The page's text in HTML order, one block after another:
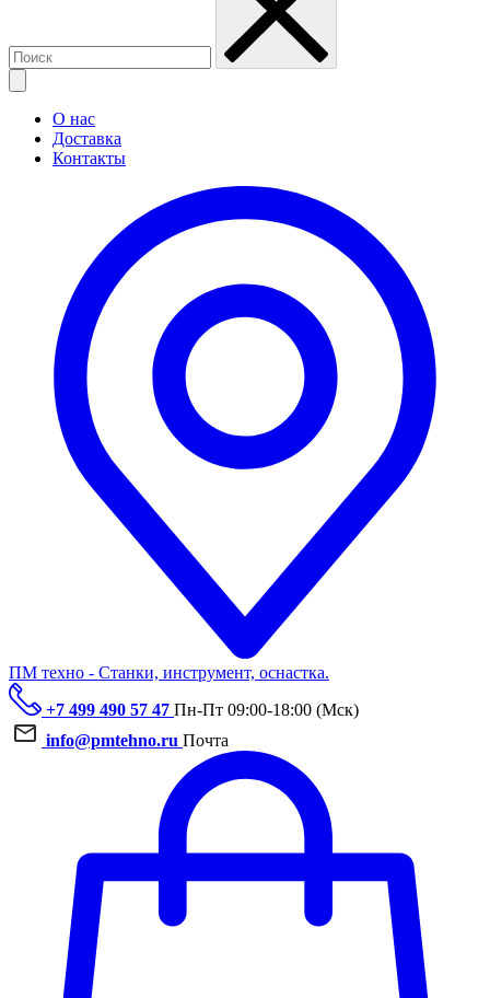
О нас
Доставка
Контакты
ПМ техно - Станки, инструмент, оснастка.
+7 499 490 57 47 Пн-Пт 09:00-18:00 (Мск)
info@pmtehno.ru Почта